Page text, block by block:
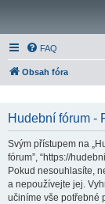
FAQ
Obsah fóra
Hudební fórum -
Svým přístupem na
fórum”, “https://
Pokud nesouhlasíte,
a nepoužívejte jej.
učiníme vše potřebné